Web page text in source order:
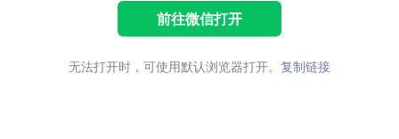
前往微信打开
无法打开时，可使用默认浏览器打开。 复制链接